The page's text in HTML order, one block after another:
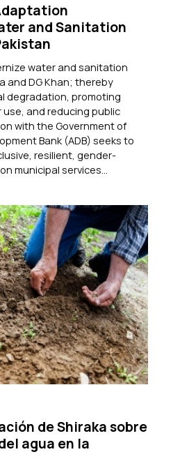
and Sanitation
water and sanitation
and DG Khan; thereby
degradation, promoting
and reducing public
with the Government of
Bank (ADB) seeks to
resilient, gender-
municipal services...
de Shiraka sobre
agua en la